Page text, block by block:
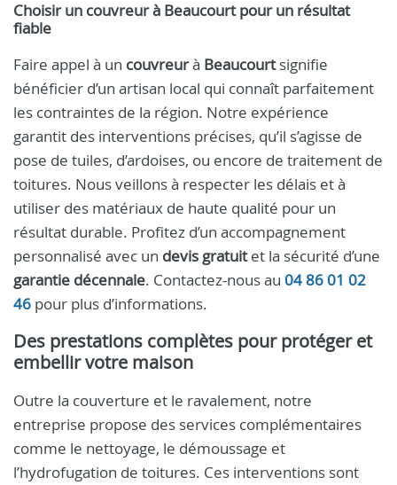
Choisir un couvreurà Beaucourtpour un résultat
fiable
Faire appel à un couvreurà Beaucourtsignifie
bénéficier d’un artisan local qui connaît parfaitement
les contraintes de la région. Notre expérience
garantit des interventions précises, qu’il s’agisse de
pose de tuiles, d’ardoises, ou encore de traitement de
toitures. Nous veillons à respecter les délais et à
utiliser des matériaux de haute qualité pour un
résultat durable. Profitez d’un accompagnement
personnalisé avec un devis gratuitet la sécurité d’une
garantie décennale. Contactez-nous au 04 86 01 02
46 pour plus d’informations.
Des prestations complètes pour protéger et
embellir votre maison
Outre la couverture et le ravalement, notre
entreprise propose des services complémentaires
comme le nettoyage, le démoussage et
l’hydrofugation de toitures. Ces interventions sont